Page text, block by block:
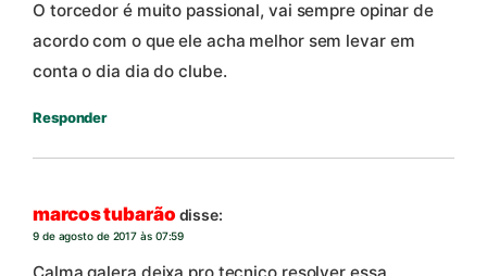
O torcedor é muito passional, vai sempre opinar de
acordo com o que ele acha melhor sem levar em
conta o dia dia do clube.
Responder
marcos tubarão disse:
9 de agosto de 2017 às 07:59